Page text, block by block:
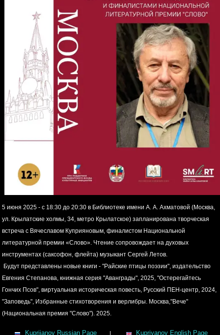
5 июня 2025 - с 18:30 до 20:30 в Библиотеке имени А. А. Ахматовой (Москва,
ул. Крылатские холмы, 34, метро Крылатское) запланирована творческая
встреча с Вячеславом Куприяновым, финалистом Национальной
литературной премии «Слово». Чтение сопровождает на духовых
инструментах (саксофон, флейта) музыкант Сергей Летов.
Будут представлены новые книги - "Райские птицы поэзии", издательство
Евгения Степанова, книжная серия "Аванграды", 2025, "Остерегайтесь
Гончих Псов", виртуальная историческая повесть, Русский ПЕН-центр, 2024,
"Заповедь", Избранные стихотворения и верлибры. Москва,"Вече"
(Национальная премия "Слово"). 2025.
Kuprijanov Russian Page | Kupriyanov English Page